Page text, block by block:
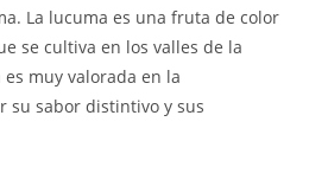
La lucuma es una fruta de color
se cultiva en los valles de la
muy valorada en la
su sabor distintivo y sus